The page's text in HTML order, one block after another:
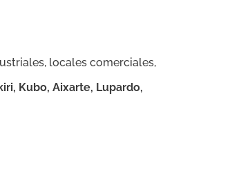
locales comerciales,
Kubo, Aixarte, Lupardo,